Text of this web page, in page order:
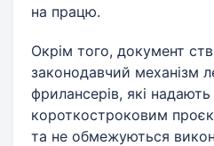
на працю.
Окрім того, документ
законодавчий механізм
фрилансерів, які
короткостроковим
та не обмежуються